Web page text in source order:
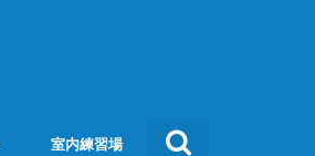
室内練習場